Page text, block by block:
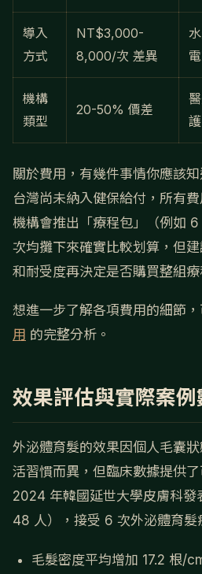
導入
方式
NT$3,000-
8,000/次 差異
機構
類型
20-50% 價差
關於費用，有幾件事情你應該
台灣尚未納入健保給付，所有
機構會推出「療程包」（例如
次均攤下來確實比較划算，但
和耐受度再決定是否購買整組療
想進一步了解各項費用的細節
用 的完整分析。
效果評估與實際案例
外泌體育髮的效果因個人毛囊
活習慣而異，但臨床數據提供
2024 年韓國延世大學皮膚科發
48 人），接受 6 次外泌體育髮
毛髮密度平均增加 17.2 根/